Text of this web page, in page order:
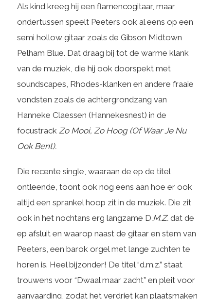
Als kind kreeg hij een flamencogitaar, maar
ondertussen speelt Peeters ook al eens op een
semi hollow gitaar zoals de Gibson Midtown
Pelham Blue. Dat draag bij tot de warme klank
van de muziek, die hij ook doorspekt met
soundscapes, Rhodes-klanken en andere fraaie
vondsten zoals de achtergrondzang van
Hanneke Claessen (Hannekesnest) in de
focustrack Zo Mooi, Zo Hoog (Of Waar Je Nu
Ook Bent).
Die recente single, waaraan de ep de titel
ontleende, toont ook nog eens aan hoe er ook
altijd een sprankel hoop zit in de muziek. Die zit
ook in het nochtans erg langzame D.M.Z. dat de
ep afsluit en waarop naast de gitaar en stem van
Peeters, een barok orgel met lange zuchten te
horen is. Heel bijzonder! De titel “d.m.z.” staat
trouwens voor “Dwaal maar zacht” en pleit voor
aanvaarding, zodat het verdriet kan plaatsmaken